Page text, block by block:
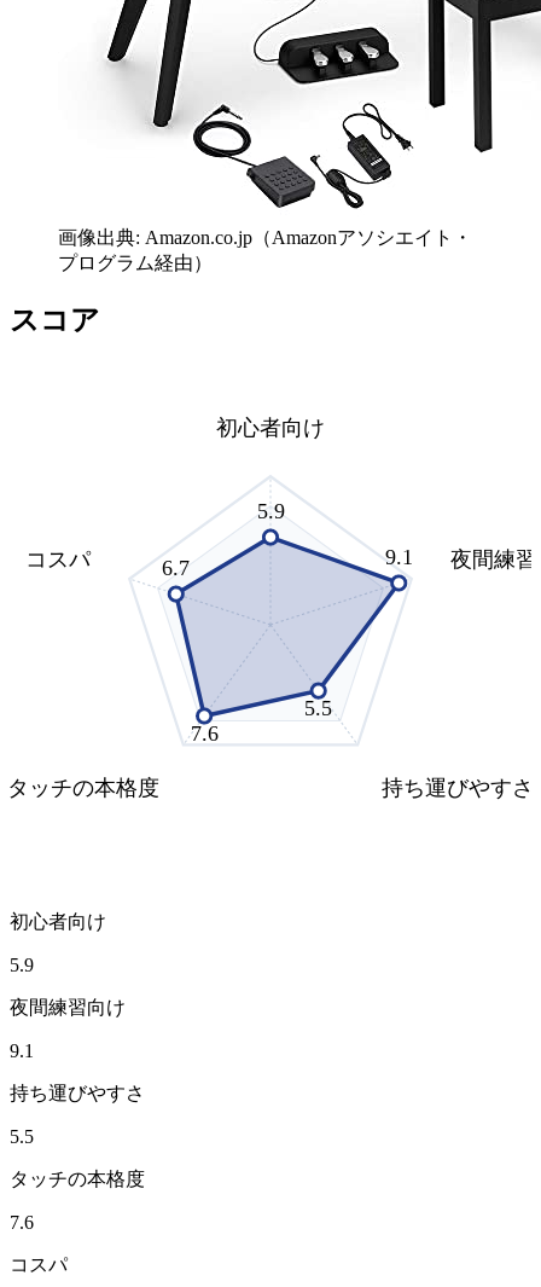
画像出典: Amazon.co.jp（Amazonアソシエイト・
プログラム経由）
スコア
5.9
9.1
5.5
7.6
6.7
初心者向け
夜間練
持ち運びやすさ
タッチの本格度
コスパ
初心者向け
5.9
夜間練習向け
9.1
持ち運びやすさ
5.5
タッチの本格度
7.6
コスパ